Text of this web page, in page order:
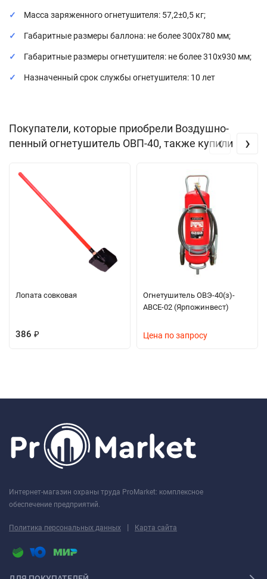
Масса заряженного огнетушителя: 57,2±0,5 кг;
Габаритные размеры баллона: не более 300х780 мм;
Габаритные размеры огнетушителя: не более 310х930 мм;
Назначенный срок службы огнетушителя: 10 лет
Покупатели, которые приобрели Воздушно-
пенный огнетушитель ОВП-40, также купили
Лопата совковая
386 ₽
Огнетушитель ОВЭ-40(з)-
АBCЕ-02 (Ярпожинвест)
Цена по запросу
‹ ›
Интернет-магазин охраны труда ProMarket: комплексное
обеспечение предприятий.
Политика персональных данных | Карта сайта